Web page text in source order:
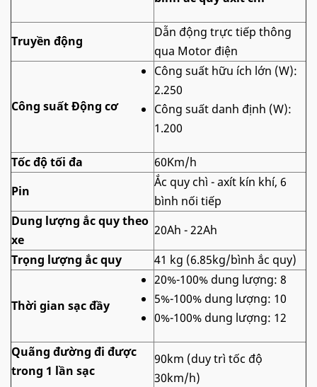
Truyền động
Dẫn động trực tiếp thông
qua Motor điện
Công suất Động cơ
Công suất hữu ích lớn (W):
2.250
Công suất danh định (W):
1.200
Tốc độ tối đa
60Km/h
Pin
Ắc quy chì - axít kín khí, 6
bình nối tiếp
Dung lượng ắc quy theo
xe
20Ah - 22Ah
Trọng lượng ắc quy
41 kg (6.85kg/bình ắc quy)
Thời gian sạc đầy
20%-100% dung lượng: 8
5%-100% dung lượng: 10
0%-100% dung lượng: 12
Quãng đường đi được
trong 1 lần sạc
90km (duy trì tốc độ
30km/h)